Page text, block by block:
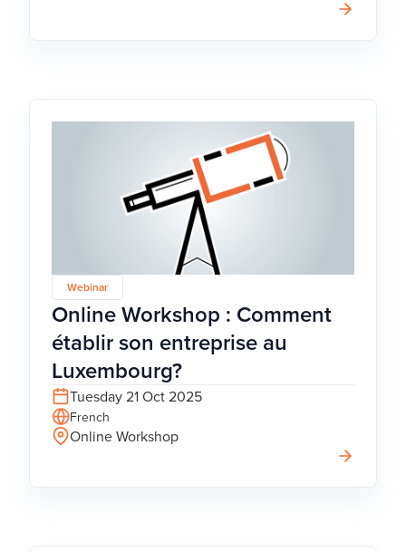
Webinar
Online Workshop : Comment
établir son entreprise au
Luxembourg?
Tuesday 21 Oct 2025
French
Online Workshop